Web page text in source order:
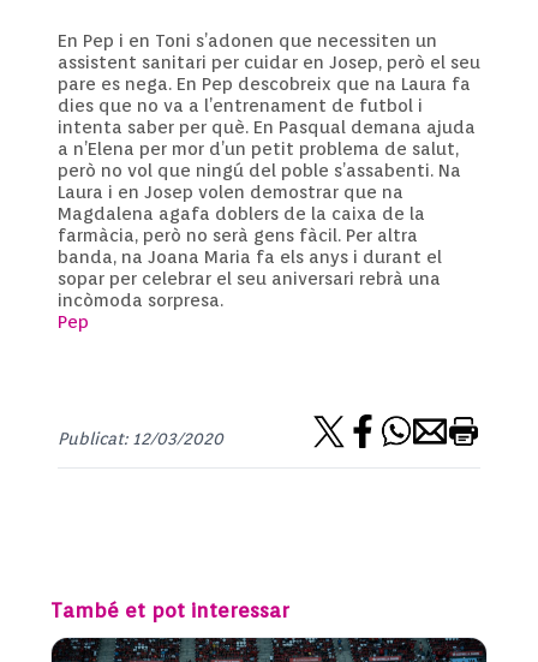
En Pep i en Toni s’adonen que necessiten un
assistent sanitari per cuidar en Josep, però el seu
pare es nega. En Pep descobreix que na Laura fa
dies que no va a l’entrenament de futbol i
intenta saber per què. En Pasqual demana ajuda
a n’Elena per mor d’un petit problema de salut,
però no vol que ningú del poble s’assabenti. Na
Laura i en Josep volen demostrar que na
Magdalena agafa doblers de la caixa de la
farmàcia, però no serà gens fàcil. Per altra
banda, na Joana Maria fa els anys i durant el
sopar per celebrar el seu aniversari rebrà una
incòmoda sorpresa.
Pep
Publicat: 12/03/2020
També et pot interessar